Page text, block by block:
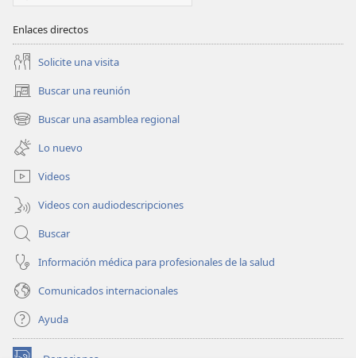
Enlaces directos
Solicite una visita
Buscar una reunión
(abre
una
nueva
ventana)
Buscar una asamblea regional
(abre
una
nueva
ventana)
Lo nuevo
Videos
Videos con audiodescripciones
Buscar
Información médica para profesionales de la salud
Comunicados internacionales
Ayuda